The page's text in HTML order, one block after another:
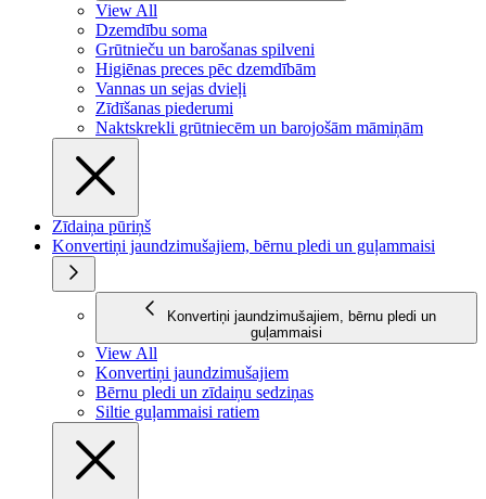
View All
Dzemdību soma
Grūtnieču un barošanas spilveni
Higiēnas preces pēc dzemdībām
Vannas un sejas dvieļi
Zīdīšanas piederumi
Naktskrekli grūtniecēm un barojošām māmiņām
Zīdaiņa pūriņš
Konvertiņi jaundzimušajiem, bērnu pledi un guļammaisi
Konvertiņi jaundzimušajiem, bērnu pledi un
guļammaisi
View All
Konvertiņi jaundzimušajiem
Bērnu pledi un zīdaiņu sedziņas
Siltie guļammaisi ratiem